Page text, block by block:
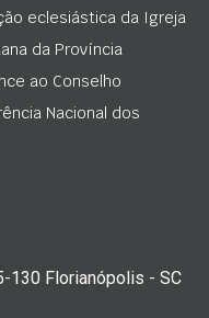
eclesiástica da Igreja
da Província
ao Conselho
Nacional dos
130 Florianópolis - SC